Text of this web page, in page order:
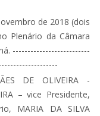
de 2018 (dois
Plenário da Câmara
--------------------------
DE OLIVEIRA -
– vice Presidente,
MARIA DA SILVA